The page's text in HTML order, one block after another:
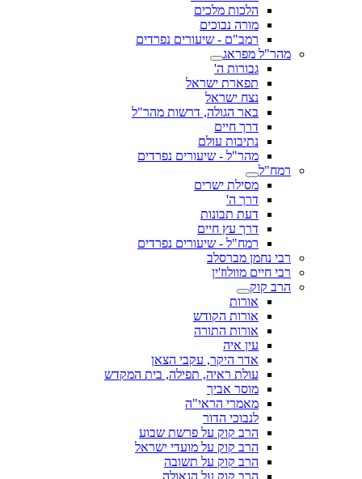
הלכות מלכים
מורה נבוכים
רמב"ם - שיעורים נפרדים
מהר"ל מפראג
גבורות ה'
תפארת ישראל
נצח ישראל
באר הגולה, דרשות מהר"ל
דרך חיים
נתיבות עולם
מהר"ל - שיעורים נפרדים
רמח"ל
מסילת ישרים
דרך ה'
דעת תבונות
דרך עץ חיים
רמח"ל - שיעורים נפרדים
רבי נחמן מברסלב
רבי חיים מוולוז'ין
הרב קוק
אורות
אורות הקודש
אורות התורה
עין איה
אדר היקר, עקבי הצאן
עולת ראיה, תפילה, בית המקדש
מוסר אביך
מאמרי הראי"ה
לנבוכי הדור
הרב קוק על פרשת שבוע
הרב קוק על מועדי ישראל
הרב קוק על תשובה
הרב קוק על הגאולה